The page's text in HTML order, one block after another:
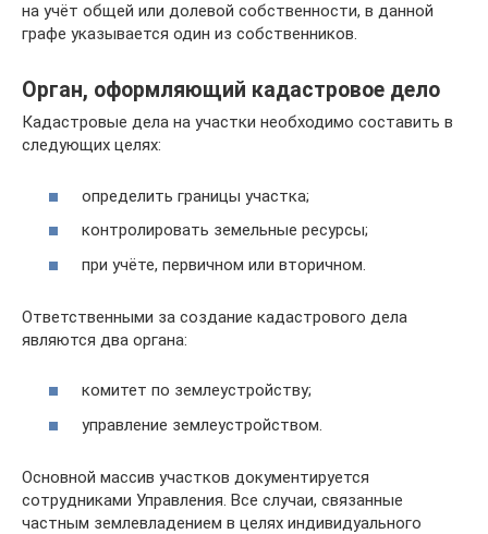
на учёт общей или долевой собственности, в данной
графе указывается один из собственников.
Орган, оформляющий кадастровое дело
Кадастровые дела на участки необходимо составить в
следующих целях:
определить границы участка;
контролировать земельные ресурсы;
при учёте, первичном или вторичном.
Ответственными за создание кадастрового дела
являются два органа:
комитет по землеустройству;
управление землеустройством.
Основной массив участков документируется
сотрудниками Управления. Все случаи, связанные
частным землевладением в целях индивидуального